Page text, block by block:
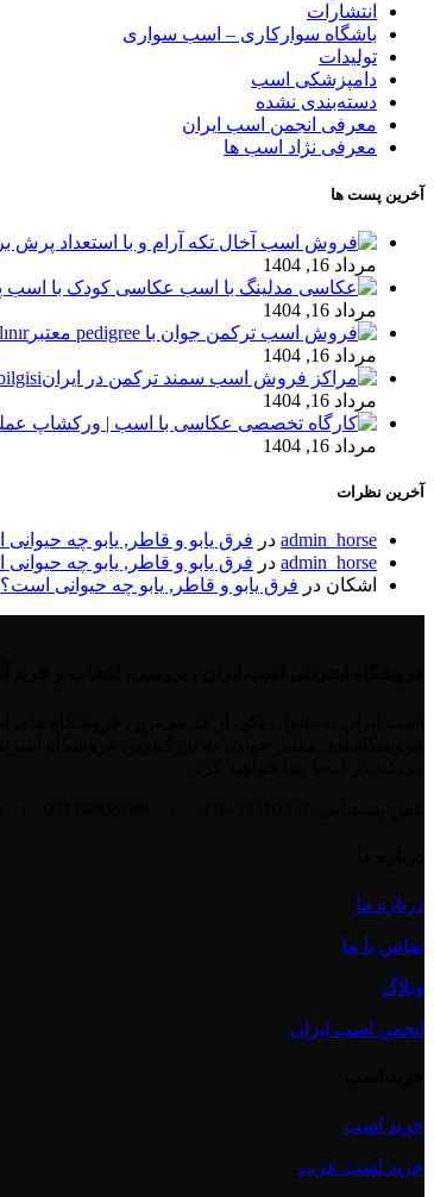
انتشارات
باشگاه سوارکاری – اسب سواری
تولیدات
دامپزشکی اسب
دسته‌بندی نشده
معرفی انجمن اسب ایران
معرفی نژاد اسب ها
آخرین پست ها
مرداد 16, 1404
مرداد 16, 1404
مرداد 16, 1404
مرداد 16, 1404
مرداد 16, 1404
آخرین نظرات
admin_horse در فرق یابو و قاطر, یابو چه
admin_horse در فرق یابو و قاطر, یابو چه
اشکان در فرق یابو و قاطر, یابو چه حیوانی است؟
درباره ما
تماس با ما
وبلاگ
انجمن اسب ایران
خرید اسب
خرید اسب عرب